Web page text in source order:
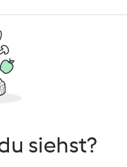
siehst?